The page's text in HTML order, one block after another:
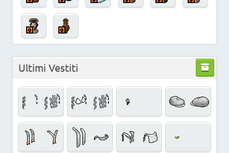
Ultimi Vestiti